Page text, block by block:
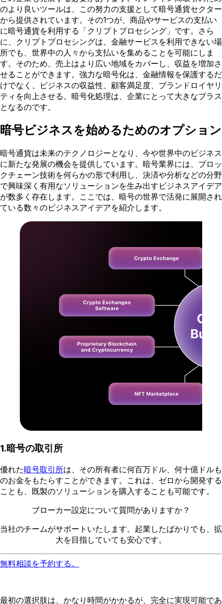
のより良いツールは、この努力の支援として暗号通貨セクター
から提供されています。その1つが、商品やサービスの支払い
に暗号通貨を利用する「クリプトプロセシング」です。さら
に、クリプトプロセシングは、金融サービスを利用できない場
所でも、世界中の人々から支払いを集めることを可能にしま
す。そのため、売上はより広い地域をカバーし、収益を増加さ
せることができます。強力な暗号化は、金融情報を保護するだ
けでなく、ビジネスの収益性、顧客満足度、ブランドロイヤリ
ティを向上させる。暗号化処理は、企業にとって大きなプラス
となるのです。
暗号ビジネスを始めるためのオプション
暗号通貨は未来のテクノロジーとなり、今や世界中のビジネス
に新たな発展の機会を提供しています。暗号業界には、ブロッ
クチェーン技術を何らかの形で利用し、決済や分析などの分野
で興味深く有用なソリューションを生み出すビジネスアイデア
が数多く存在します。ここでは、暗号の世界で活発に展開され
ている数々のビジネスアイデアを紹介します。
1.暗号の取引所
優れた暗号取引所は、その所有者に何百万ドル、何十億ドルも
のお金をもたらすことができます。これは、ゼロから開発する
ことも、既製のソリューションを購入することも可能です。
ブローカー設定について質問がありますか？
当社のチームがサポートいたします。起業したばかりでも、拡
大を目指していても安心です。
無料相談を予約する。
最初の選択肢は、かなり時間がかかるが、完全に実現可能であ